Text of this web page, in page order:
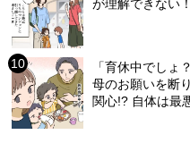
が理解できない
「育休中でしょ
母のお願いを断
関心!? 自体は最